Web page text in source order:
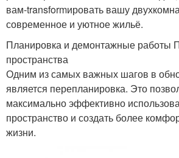
вам-transformировать вашу
современное и уютное жильё.
Планировка и демонтажные работы
пространства
Одним из самых важных шагов в
является перепланировка. Это
максимально эффективно
пространство и создать более
жизни.